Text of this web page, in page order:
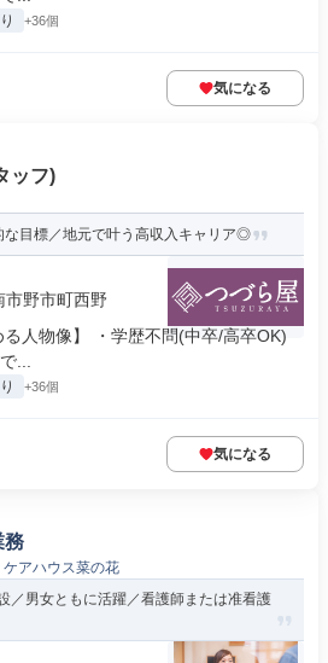
+36個
気になる
ッフ)
な目標／地元で叶う高収入キャリア◎
野市町西野
人物像】 ・学歴不問(中卒/高卒OK)
...
+36個
気になる
務
アハウス菜の花
／男女ともに活躍／看護師または准看護